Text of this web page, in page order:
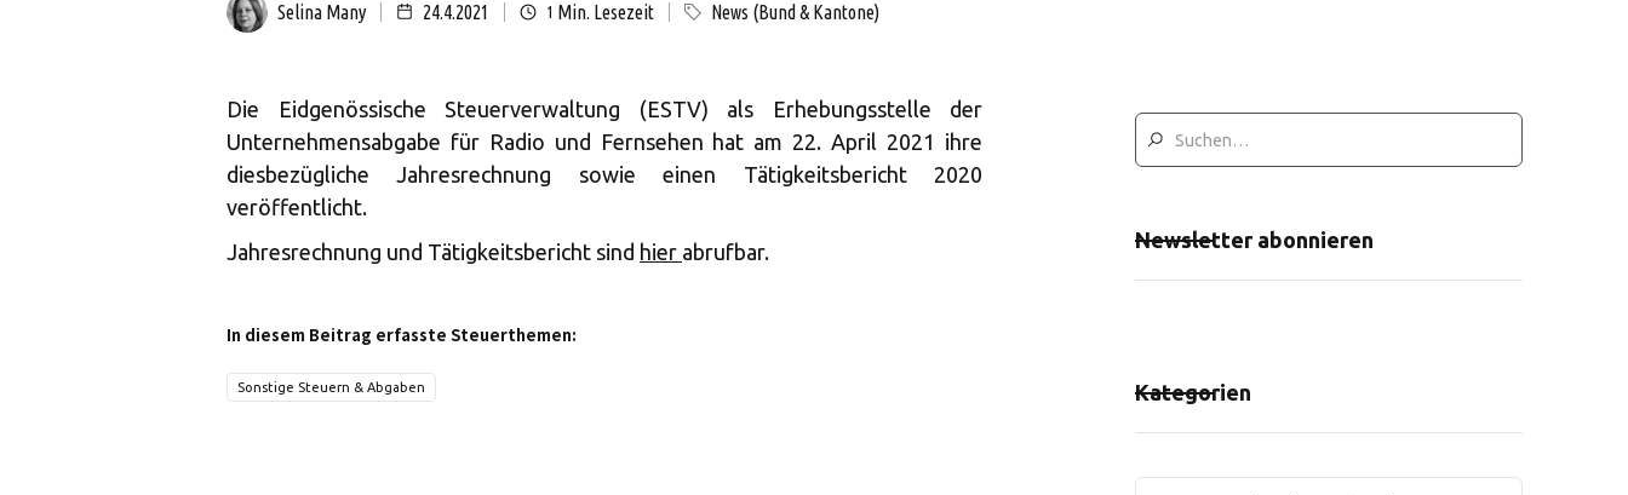
Selina Many 24.4.2021 1 Min. Lesezeit News (Bund & Kantone)
Die Eidgenössische Steuerverwaltung (ESTV) als Erhebungsstelle der
Unternehmensabgabe für Radio und Fernsehen hat am 22. April 2021 ihre
diesbezügliche Jahresrechnung sowie einen Tätigkeitsbericht 2020
veröffentlicht.
Jahresrechnung und Tätigkeitsbericht sind hier abrufbar.
In diesem Beitrag erfasste Steuerthemen:
Sonstige Steuern & Abgaben
Newsletter abonnieren
Kategorien